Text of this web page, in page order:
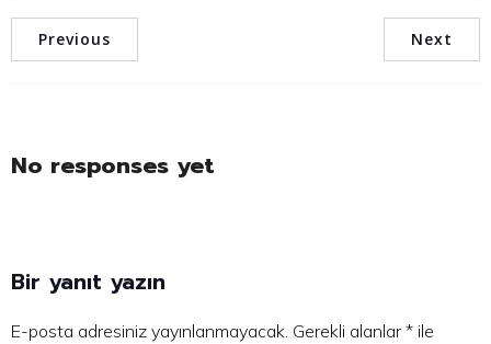
Previous Next
No responses yet
Bir yanıt yazın
E-posta adresiniz yayınlanmayacak. Gerekli alanlar* ile